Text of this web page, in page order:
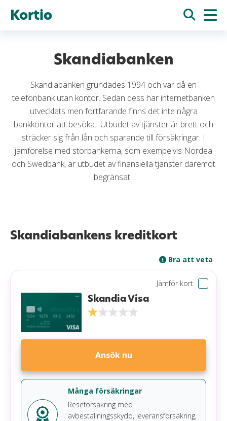
Kortio
Skandiabanken
Skandiabanken grundades 1994 och var då en
telefonbank utan kontor. Sedan dess har internetbanken
utvecklats men fortfarande finns det inte några
bankkontor att besöka. Utbudet av tjänster är brett och
sträcker sig från lån och sparande till försäkringar. I
jämförelse med storbankerna, som exempelvis Nordea
och Swedbank, är utbudet av finansiella tjänster däremot
begränsat.
Skandiabankens kreditkort
Bra att veta
Jämför kort
Skandia Visa
Ansök nu
Många försäkringar
Reseförsäkring med
avbeställningsskydd, leveransförsäkring,